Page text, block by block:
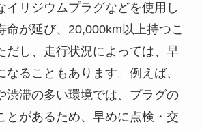
イリジウムプラグなどを使用し
命が延び、20,000km以上持つこ
だし、走行状況によっては、早
ることもあります。例えば、
渋滞の多い環境では、プラグの
とがあるため、早めに点検・交